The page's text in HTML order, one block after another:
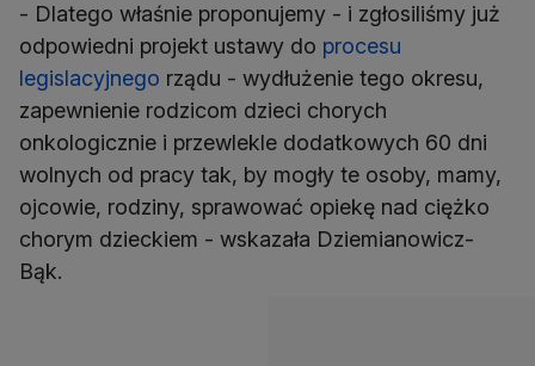
- Dlatego właśnie proponujemy - i zgłosiliśmy już
odpowiedni projekt ustawy do procesu
legislacyjnego rządu - wydłużenie tego okresu,
zapewnienie rodzicom dzieci chorych
onkologicznie i przewlekle dodatkowych 60 dni
wolnych od pracy tak, by mogły te osoby, mamy,
ojcowie, rodziny, sprawować opiekę nad ciężko
chorym dzieckiem - wskazała Dziemianowicz-
Bąk.